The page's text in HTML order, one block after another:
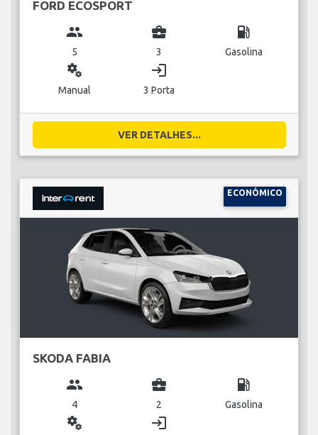
FORD ECOSPORT
group
5
business_center
3
local_gas_station
Gasolina
miscellaneous_services
Manual
login
3 Porta
VER DETALHES...
ECONÓMICO
SKODA FABIA
group
4
business_center
2
local_gas_station
Gasolina
miscellaneous_services login